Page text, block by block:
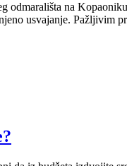
odmarališta na
usvajanje.